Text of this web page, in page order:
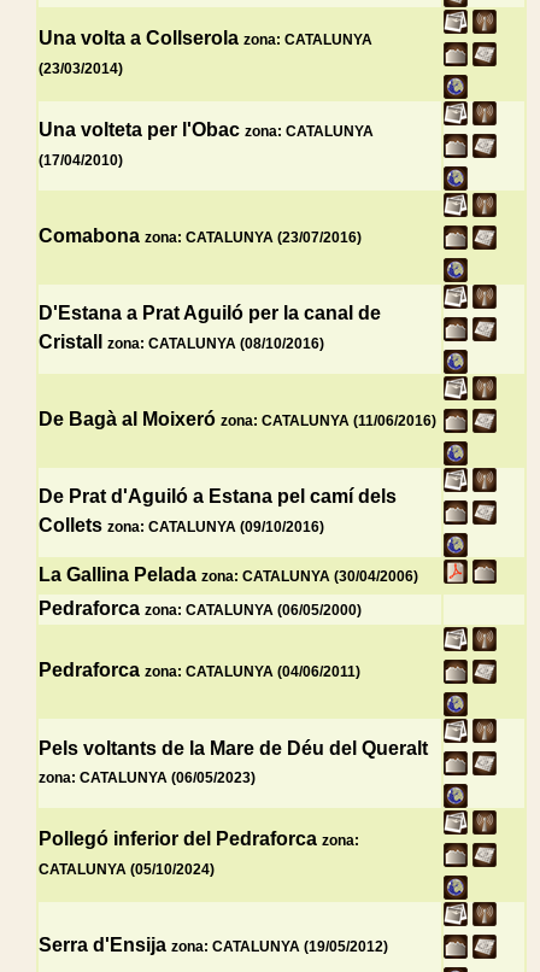
Una volta a Collserola zona: CATALUNYA
(23/03/2014)
Una volteta per l'Obac zona: CATALUNYA
(17/04/2010)
Comabona zona: CATALUNYA (23/07/2016)
D'Estana a Prat Aguiló per la canal de
Cristall
zona: CATALUNYA (08/10/2016)
De Bagà al Moixeró zona: CATALUNYA (11/06/2016)
De Prat d'Aguiló a Estana pel camí dels
Collets zona: CATALUNYA (09/10/2016)
La Gallina Pelada zona: CATALUNYA (30/04/2006)
Pedraforca zona: CATALUNYA (06/05/2000)
Pedraforca zona: CATALUNYA (04/06/2011)
Pels voltants de la Mare de Déu del Queralt
zona: CATALUNYA (06/05/2023)
Pollegó inferior del Pedraforca zona:
CATALUNYA (05/10/2024)
Serra d'Ensija zona: CATALUNYA (19/05/2012)